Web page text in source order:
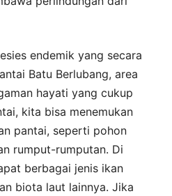
endemik yang secara
Batu Berlubang, area
hayati yang cukup
kita bisa menemukan
pantai, seperti pohon
rumput-rumputan. Di
berbagai jenis ikan
biota laut lainnya. Jika